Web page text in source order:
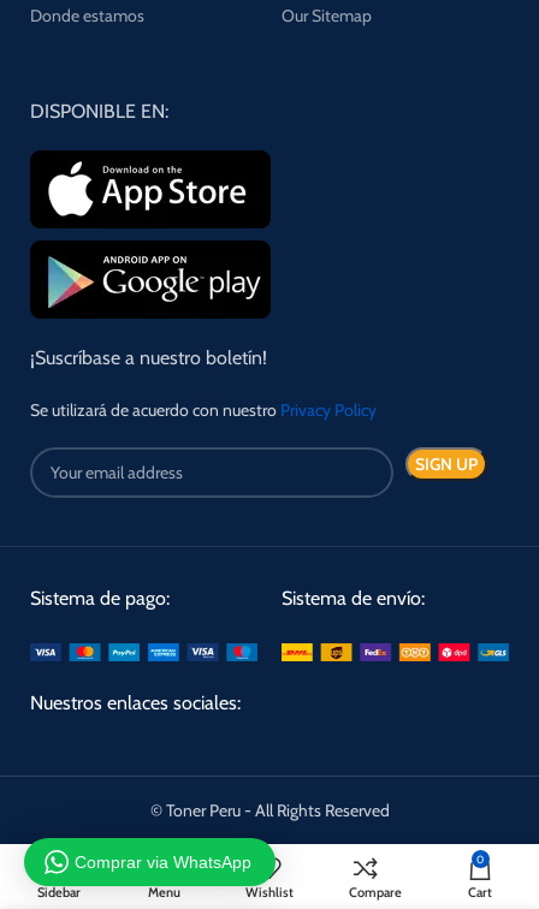
Donde estamos
Our Sitemap
DISPONIBLE EN:
¡Suscríbase a nuestro boletín!
Se utilizará de acuerdo con nuestro Privacy Policy
Sistema de pago: Sistema de envío:
Nuestros enlaces sociales:
© Toner Peru - All Rights Reserved
Sidebar Menu Wishlist Compare
0
Cart
Comprar via WhatsApp